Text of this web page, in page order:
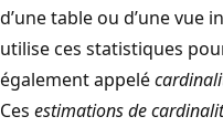
d’une table ou d’une vue
utilise ces statistiques
également appelé
Ces estimations de